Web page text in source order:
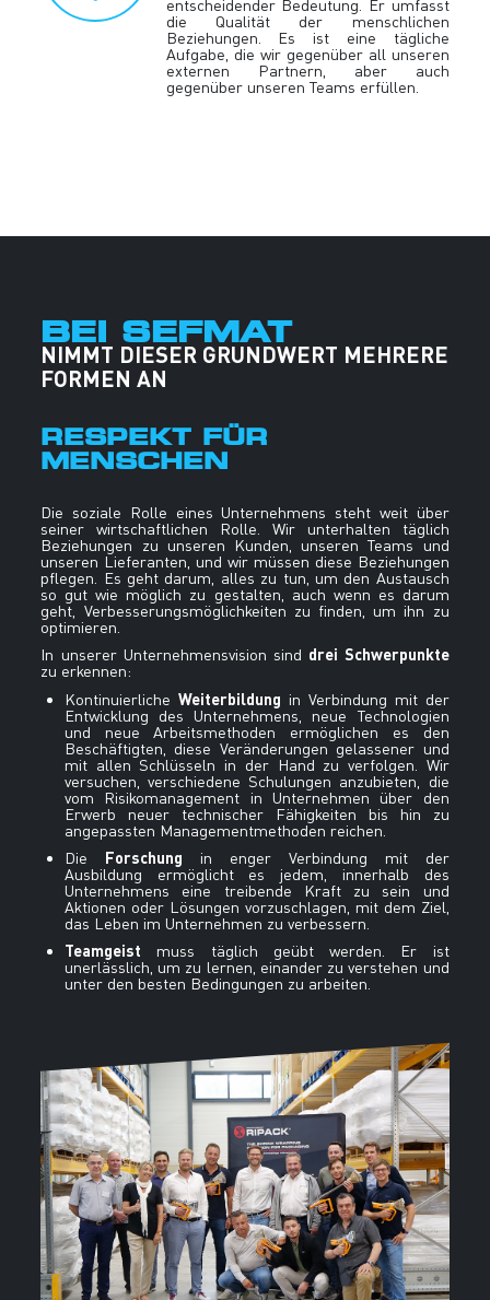
entscheidender Bedeutung. Er umfasst
die Qualität der menschlichen
Beziehungen. Es ist eine tägliche
Aufgabe, die wir gegenüber all unseren
externen Partnern, aber auch
gegenüber unseren Teams erfüllen.
BEI SEFMAT
NIMMT DIESER GRUNDWERT MEHRERE
FORMEN AN
RESPEKT FÜR
MENSCHEN
Die soziale Rolle eines Unternehmens steht weit über
seiner wirtschaftlichen Rolle. Wir unterhalten täglich
Beziehungen zu unseren Kunden, unseren Teams und
unseren Lieferanten, und wir müssen diese Beziehungen
pflegen. Es geht darum, alles zu tun, um den Austausch
so gut wie möglich zu gestalten, auch wenn es darum
geht, Verbesserungsmöglichkeiten zu finden, um ihn zu
optimieren.
In unserer Unternehmensvision sind drei Schwerpunkte
zu erkennen:
Kontinuierliche Weiterbildung in Verbindung mit der
Entwicklung des Unternehmens, neue Technologien
und neue Arbeitsmethoden ermöglichen es den
Beschäftigten, diese Veränderungen gelassener und
mit allen Schlüsseln in der Hand zu verfolgen. Wir
versuchen, verschiedene Schulungen anzubieten, die
vom Risikomanagement in Unternehmen über den
Erwerb neuer technischer Fähigkeiten bis hin zu
angepassten Managementmethoden reichen.
Die Forschung in enger Verbindung mit der
Ausbildung ermöglicht es jedem, innerhalb des
Unternehmens eine treibende Kraft zu sein und
Aktionen oder Lösungen vorzuschlagen, mit dem Ziel,
das Leben im Unternehmen zu verbessern.
Teamgeist muss täglich geübt werden. Er ist
unerlässlich, um zu lernen, einander zu verstehen und
unter den besten Bedingungen zu arbeiten.